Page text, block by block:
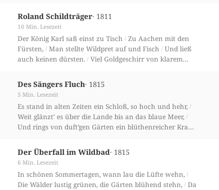
Roland Schildträger· 1811
10 Min. Lesezeit
Der König Karl saß einst zu Tisch /Zu Aachen mit den
Fürsten, /Man stellte Wildpret auf und Fisch /Und ließ
auch keinen dürsten. /Viel Goldgeschirr von klarem
Des Sängers Fluch· 1815
5 Min. Lesezeit
Es stand in alten Zeiten ein Schloß, so hoch und hehr, /
Weit glänzt’ es über die Lande bis an das blaue Meer, /
Und rings von duft’gen Gärten ein blüthenreicher Kranz,
Dort saß ein stolzer König, an Land und Siegen reich,
Er saß auf seinem Throne so finster und so bleich;
Der Überfall im Wildbad· 1815
6 Min. Lesezeit
In schönen Sommertagen, wann lau die Lüfte wehn, /
Die Wälder lustig grünen, die Gärten blühend stehn, /Da